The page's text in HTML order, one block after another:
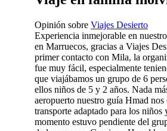
Opinión sobre Viajes Desierto
Experiencia inmejorable en
en Marruecos, gracias a Viajes
primer contacto con Mila, la
fue muy fácil, especialmente
que viajábamos un grupo de 6
ellos niños de 5 y 2 años. Nada
aeropuerto nuestro guía Hmad nos
transporte adaptado para los niños
momento estuvo pendiente del